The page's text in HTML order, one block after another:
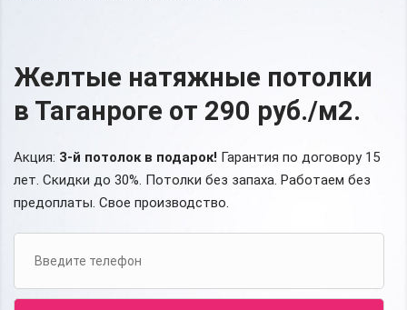
Желтые натяжные потолки
в Таганроге от 290 руб./м2.
Акция: 3-й потолок в подарок! Гарантия по договору 15
лет. Скидки до 30%. Потолки без запаха. Работаем без
предоплаты. Свое производство.